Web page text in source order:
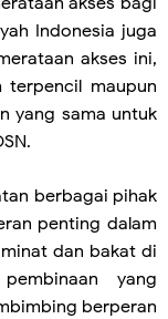
Indonesia juga
akses ini,
maupun
yang sama untuk
berbagai pihak
penting dalam
dan bakat di
yang
berperan